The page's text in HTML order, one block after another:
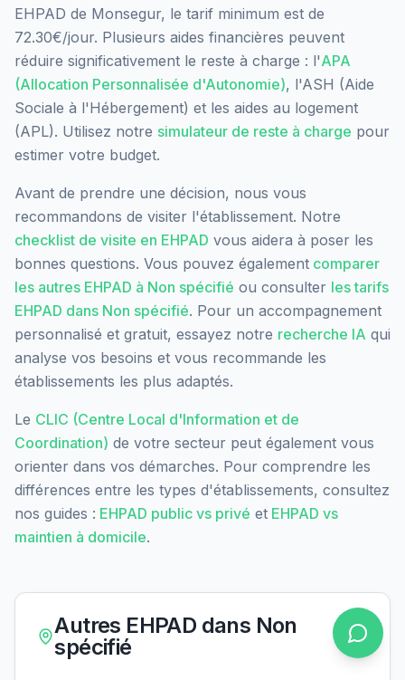
EHPAD de Monsegur, le tarif minimum est de
72.30€/jour. Plusieurs aides financières peuvent
réduire significativement le reste à charge : l'APA
(Allocation Personnalisée d'Autonomie), l'ASH (Aide
Sociale à l'Hébergement) et les aides au logement
(APL). Utilisez notre simulateur de reste à charge pour
estimer votre budget.
Avant de prendre une décision, nous vous
recommandons de visiter l'établissement. Notre
checklist de visite en EHPAD vous aidera à poser les
bonnes questions. Vous pouvez également comparer
les autres EHPAD à Non spécifié ou consulter les tarifs
EHPAD dans Non spécifié. Pour un accompagnement
personnalisé et gratuit, essayez notre recherche IA qui
analyse vos besoins et vous recommande les
établissements les plus adaptés.
Le CLIC (Centre Local d'Information et de
Coordination) de votre secteur peut également vous
orienter dans vos démarches. Pour comprendre les
différences entre les types d'établissements, consultez
nos guides : EHPAD public vs privé et EHPAD vs
maintien à domicile.
Autres EHPAD dans Non
spécifié